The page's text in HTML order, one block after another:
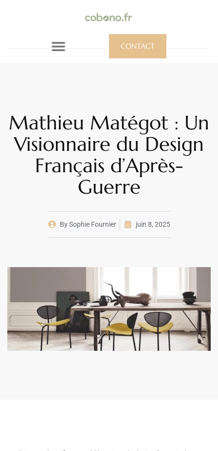
CONTACT
Mathieu Matégot : Un
Visionnaire du Design
Français d’Après-
Guerre
BySophie Fournier juin 8, 2025